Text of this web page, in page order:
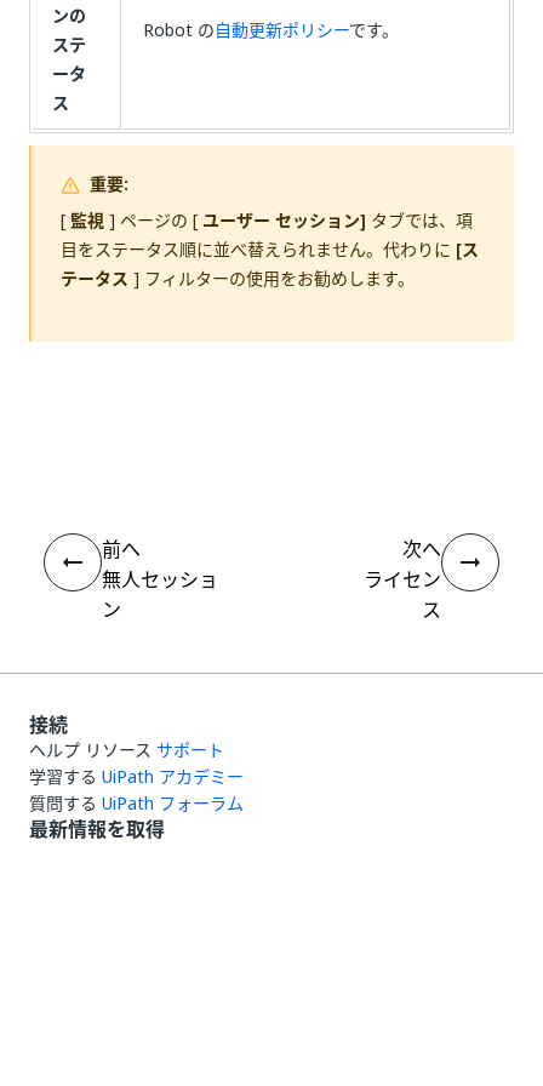
ンの
ステ
ータ
ス
Robot の自動更新ポリシーです。
重要:
[ 監視] ページの [ ユーザー セッション] タブでは、項
目をステータス順に並べ替えられません。代わりに [ス
テータス ] フィルターの使用をお勧めします。
前へ
無人セッショ
ン
次へ
ライセン
ス
接続
ヘルプ リソース サポート
学習する UiPath アカデミー
質問する UiPath フォーラム
最新情報を取得